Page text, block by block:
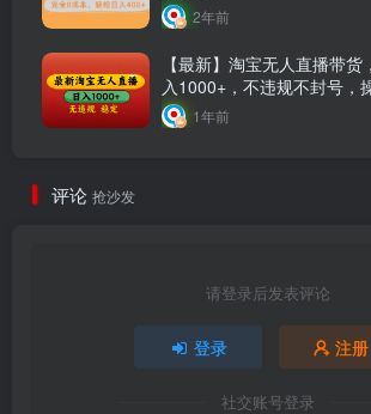
2年前
【最新】淘宝无人直播带
入1000+，不违规不封号，
1年前
评论 抢沙发
请登录后发表评论
登录 注册
社交账号登录